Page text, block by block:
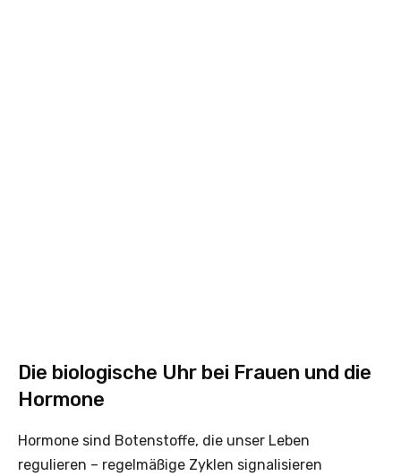
Die biologische Uhr bei Frauen und die
Hormone
Hormone sind Botenstoffe, die unser Leben
regulieren – regelmäßige Zyklen signalisieren